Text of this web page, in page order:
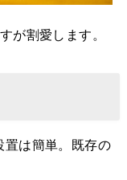
が割愛します。
置は簡単。既存の